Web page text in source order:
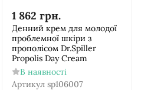
1 862 грн.
Денний крем для молодої
проблемної шкіри з
прополісом Dr.Spiller
Propolis Day Cream
В наявності
Артикул sp106007